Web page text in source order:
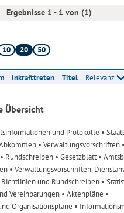
Ergebnisse 1 - 1 von (1)
10 20 50
Inkrafttreten Titel Relevanz
Übersicht
und Protokolle •
• Verwaltungsvorschriften
• Rundschreiben • Gesetzblatt•
• Verwaltungsvorschriften,
und Rundschreiben •
Vereinbarungen • Aktenpläne •
Organisationspläne •